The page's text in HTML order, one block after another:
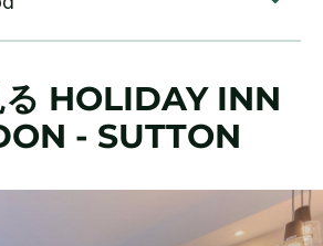
HOLIDAY INN
- SUTTON